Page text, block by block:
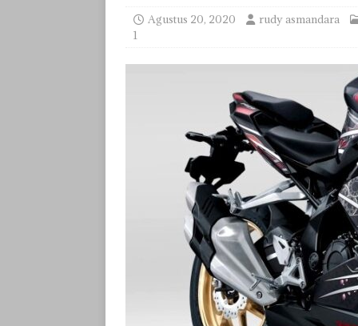
Agustus 20, 2020
rudy asmandara
1